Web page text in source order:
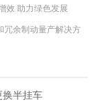
效 助力绿色发展
冗余制动量产解决方
半挂车